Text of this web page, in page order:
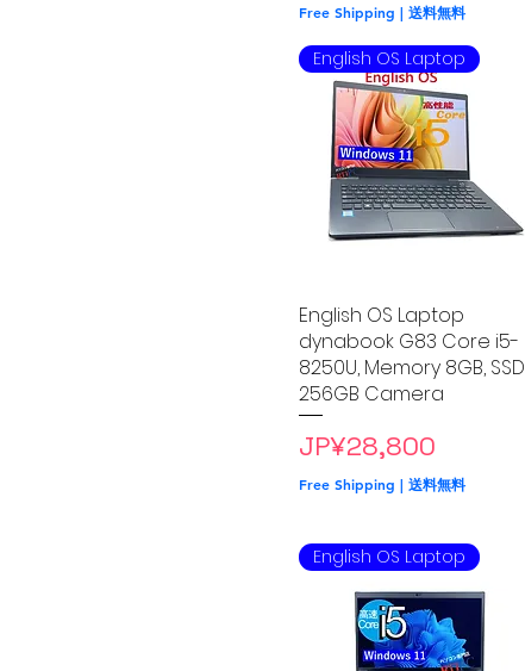
Free Shipping | 送料無料
Quick View
English OS Laptop
English OS Laptop
dynabook G83 Core i5-
8250U, Memory 8GB, SSD
256GB Camera
Price
JP¥28,800
Free Shipping | 送料無料
English OS Laptop